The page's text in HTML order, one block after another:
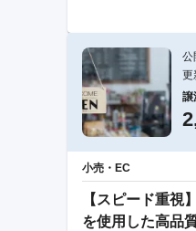
公
更
譲
小売・EC
【スピード重視
を使用した高品